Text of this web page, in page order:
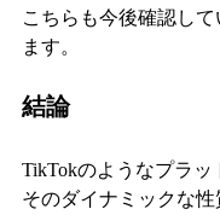
こちらも今後確認し
ます。
結論
TikTokのようなプラッ
そのダイナミックな性